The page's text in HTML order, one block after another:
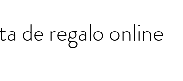
de regalo online